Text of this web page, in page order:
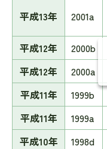
平成13年 2001a
平成12年
2000b
平成12年
2000a
平成11年
1999b
平成11年
1999a
平成10年
1998d